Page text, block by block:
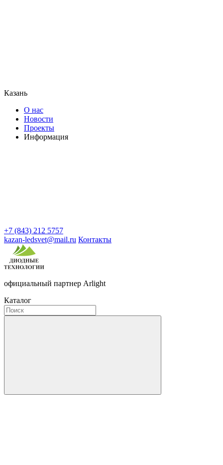
Казань
О нас
Новости
Проекты
Информация
+7 (843) 212 5757
kazan-ledsvet@mail.ru Контакты
официальный партнер Arlight
Каталог